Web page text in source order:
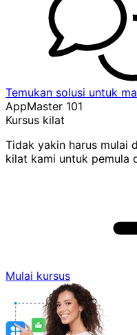
Temukan solusi untuk
AppMaster 101
Kursus kilat
Tidak yakin harus mulai
kilat kami untuk pemula
Mulai kursus